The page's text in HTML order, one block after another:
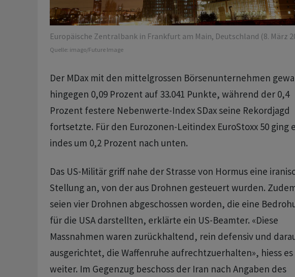
Europäische Zentralbank in Frankfurt am Main, Deutschland (8. März
Quelle: imago/Future Image
Der MDax mit den mittelgrossen Börsenunternehmen
hingegen 0,09 Prozent auf 33.041 Punkte, während der 0,4
Prozent festere Nebenwerte-Index SDax seine Rekordjagd
fortsetzte. Für den Eurozonen-Leitindex EuroStoxx 50 ging
indes um 0,2 Prozent nach unten.
Das US-Militär griff nahe der Strasse von Hormus eine
Stellung an, von der aus Drohnen gesteuert wurden.
seien vier Drohnen abgeschossen worden, die eine
für die USA darstellten, erklärte ein US-Beamter. «Diese
Massnahmen waren zurückhaltend, rein defensiv und
ausgerichtet, die Waffenruhe aufrechtzuerhalten», hiess es
weiter. Im Gegenzug beschoss der Iran nach Angaben des